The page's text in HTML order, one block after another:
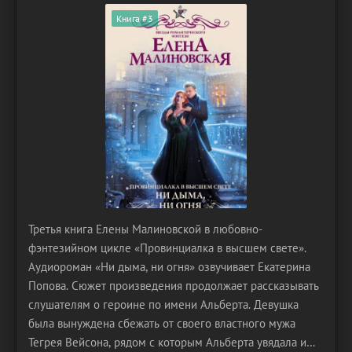
Книга #3
Третья книга Елены Малиновской в любовно-
фэнтезийном цикле «Провинциалка в высшем свете».
Аудиороман «Ни дыма, ни огня» озвучивает Екатерина
Попова. Сюжет произведения продолжает рассказывать
слушателям о героине по имени Альберта. Девушка
была вынуждена сбежать от своего властного мужа
Тегрея Вейсона, рядом с которым Альберта увядала и